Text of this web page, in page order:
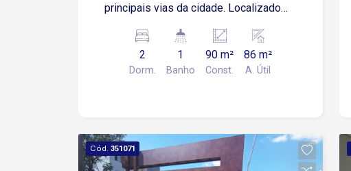
principais vias da cidade. Localizado
Avenida José Joaquim de Lacerda e
Avenida Dom Aguirre, em região com
escolas, restaurantes, ponto de ônibus
gabinete Banheiro social Área de
serviço Imóvel ideal para quem busca
2
Dorm.
1
Banho
90 m²
Const.
86 m²
A. Útil
Cód. 351071